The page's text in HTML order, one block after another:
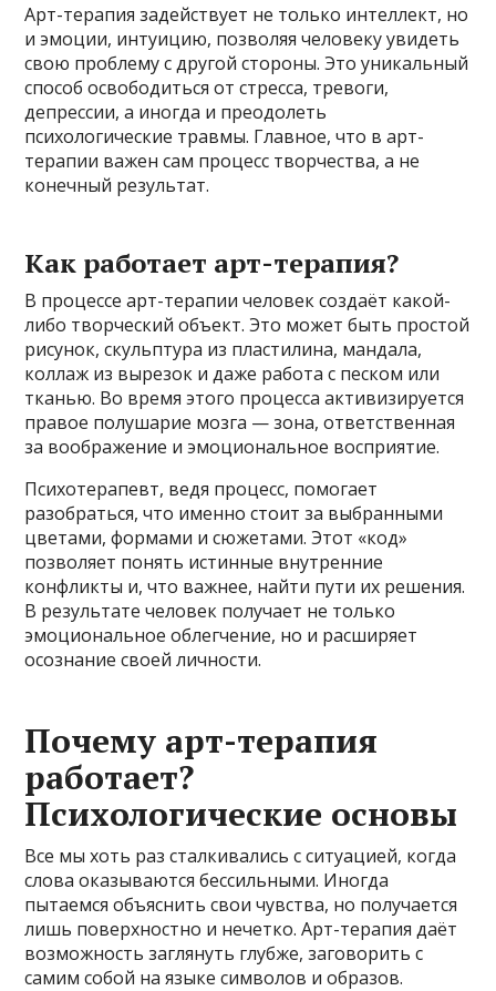
Арт-терапия задействует не только интеллект, но
и эмоции, интуицию, позволяя человеку увидеть
свою проблему с другой стороны. Это уникальный
способ освободиться от стресса, тревоги,
депрессии, а иногда и преодолеть
психологические травмы. Главное, что в арт-
терапии важен сам процесс творчества, а не
конечный результат.
Как работает арт-терапия?
В процессе арт-терапии человек создаёт какой-
либо творческий объект. Это может быть простой
рисунок, скульптура из пластилина, мандала,
коллаж из вырезок и даже работа с песком или
тканью. Во время этого процесса активизируется
правое полушарие мозга — зона, ответственная
за воображение и эмоциональное восприятие.
Психотерапевт, ведя процесс, помогает
разобраться, что именно стоит за выбранными
цветами, формами и сюжетами. Этот «код»
позволяет понять истинные внутренние
конфликты и, что важнее, найти пути их решения.
В результате человек получает не только
эмоциональное облегчение, но и расширяет
осознание своей личности.
Почему арт-терапия
работает?
Психологические основы
Все мы хоть раз сталкивались с ситуацией, когда
слова оказываются бессильными. Иногда
пытаемся объяснить свои чувства, но получается
лишь поверхностно и нечетко. Арт-терапия даёт
возможность заглянуть глубже, заговорить с
самим собой на языке символов и образов.